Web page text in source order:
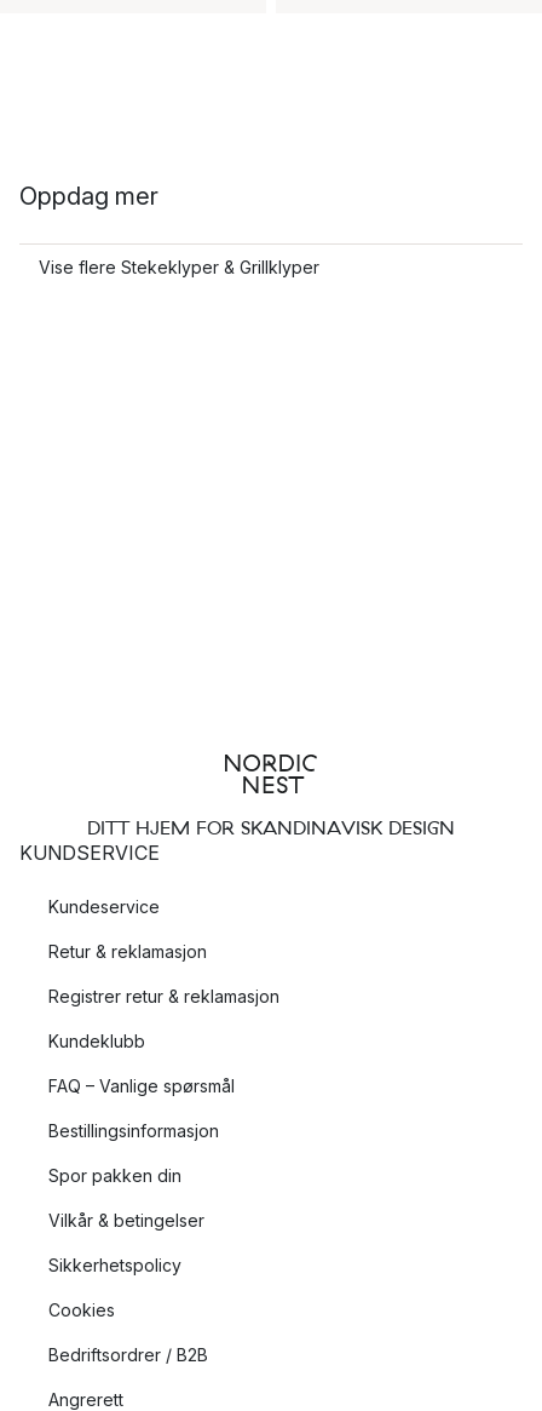
Oppdag mer
Vise flere Stekeklyper & Grillklyper
DITT HJEM FOR SKANDINAVISK DESIGN
KUNDSERVICE
Kundeservice
Retur & reklamasjon
Registrer retur & reklamasjon
Kundeklubb
FAQ – Vanlige spørsmål
Bestillingsinformasjon
Spor pakken din
Vilkår & betingelser
Sikkerhetspolicy
Cookies
Bedriftsordrer / B2B
Angrerett